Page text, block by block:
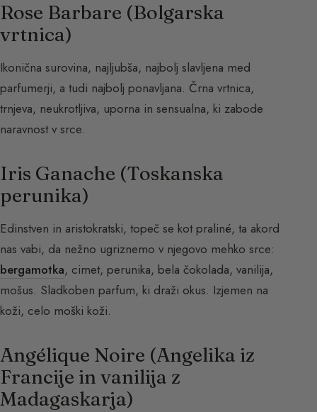
Rose Barbare (Bolgarska
vrtnica)
Ikonična surovina, najljubša, najbolj slavljena med
parfumerji, a tudi najbolj ponavljana. Črna vrtnica,
trnjeva, neukrotljiva, uporna in sensualna, ki zabode
naravnost v srce.
Iris Ganache (Toskanska
perunika)
Edinstven in aristokratski, topeč se kot praliné, ta akord
nas vabi, da nežno ugriznemo v njegovo mehko srce:
bergamotka, cimet, perunika, bela čokolada, vanilija,
mošus. Sladkoben parfum, ki draži okus. Izjemen na
koži, celo moški koži.
Angélique Noire (Angelika iz
Francije in vanilija z
Madagaskarja)